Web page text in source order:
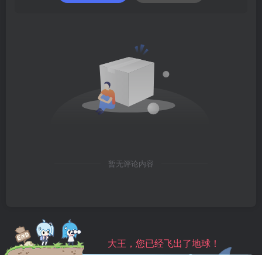
暂无评论内容
大王，您已经飞出了地球！